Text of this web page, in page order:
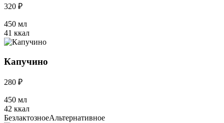
320 ₽
450 мл
41 ккал
Капучино
280 ₽
450 мл
42 ккал
БезлактозноеАльтернативное